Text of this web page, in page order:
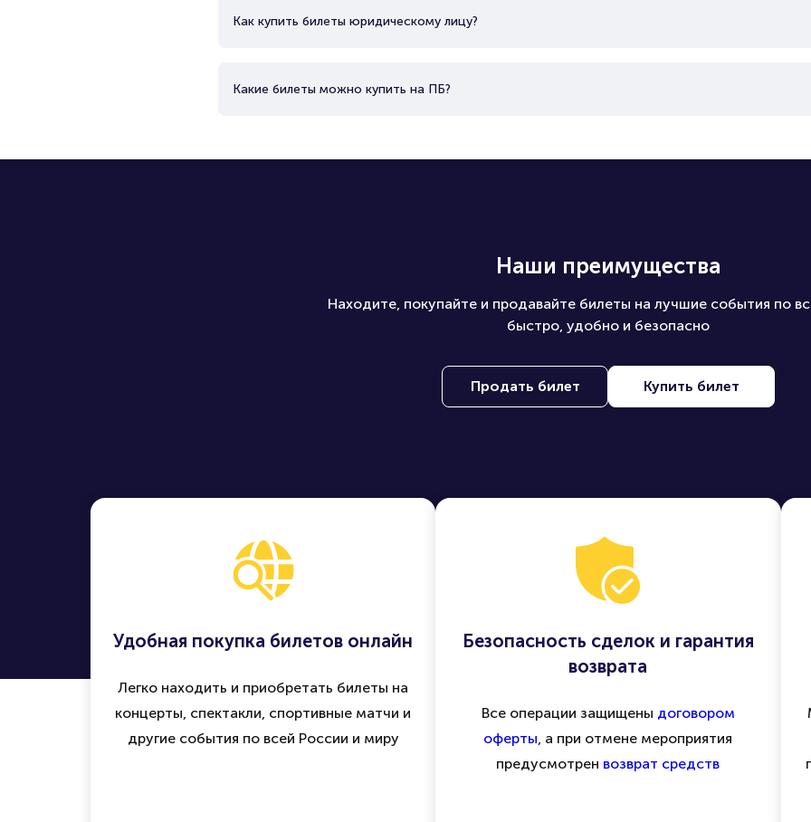
Как купить билеты юридическому лицу?
Какие билеты можно купить на ПБ?
Наши преимущества
Находите, покупайте и продавайте билеты на лучшие события по
быстро, удобно и безопасно
Продать билет Купить билет
Удобная покупка билетов онлайн
Легко находить и приобретать билеты на
концерты, спектакли, спортивные матчи и
другие события по всей России и миру
Безопасность сделок и гарантия
возврата
Все операции защищены договором
оферты, а при отмене мероприятия
предусмотрен возврат средств